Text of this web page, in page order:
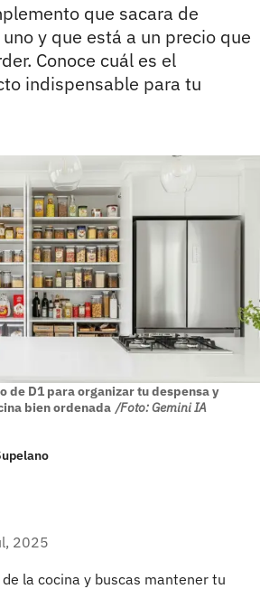
que sacara de
y que está a un precio que
Conoce cuál es el
indispensable para tu
de D1 para organizar tu despensa y
bien ordenada /Foto: Gemini IA
2025
la cocina y buscas mantener tu